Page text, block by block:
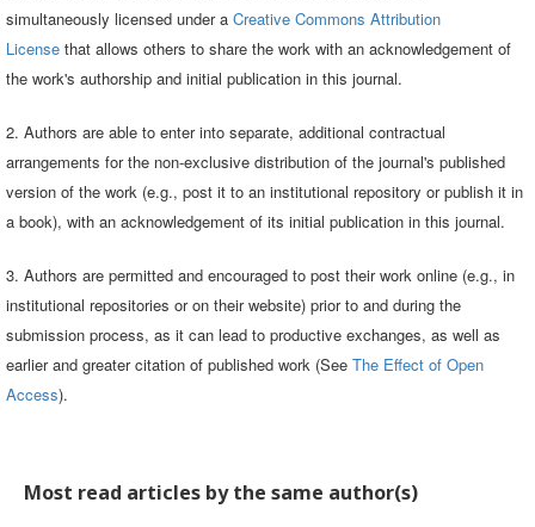
simultaneously licensed under a Creative Commons Attribution
License that allows others to share the work with an acknowledgement of
the work's authorship and initial publication in this journal.
2. Authors are able to enter into separate, additional contractual
arrangements for the non-exclusive distribution of the journal's published
version of the work (e.g., post it to an institutional repository or publish it in
a book), with an acknowledgement of its initial publication in this journal.
3. Authors are permitted and encouraged to post their work online (e.g., in
institutional repositories or on their website) prior to and during the
submission process, as it can lead to productive exchanges, as well as
earlier and greater citation of published work (See The Effect of Open
Access).
Most read articles by the same author(s)